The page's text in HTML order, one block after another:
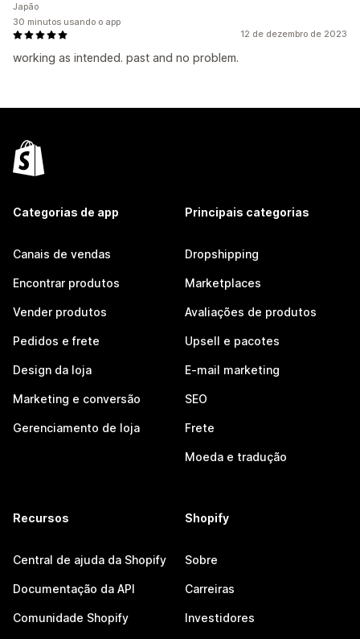
12 de dezembro de 2023
working as intended. past and no problem.
Japão
30 minutos usando o app
Categorias de app
Canais de vendas
Encontrar produtos
Vender produtos
Pedidos e frete
Design da loja
Marketing e conversão
Gerenciamento de loja
Principais categorias
Dropshipping
Marketplaces
Avaliações de produtos
Upsell e pacotes
E-mail marketing
SEO
Frete
Moeda e tradução
Recursos
Central de ajuda da Shopify
Documentação da API
Comunidade Shopify
Shopify
Sobre
Carreiras
Investidores